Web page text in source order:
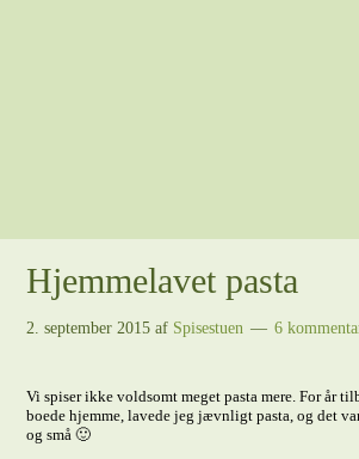
Hjemmelavet pasta
2. september 2015 af Spisestuen 6
Vi spiser ikke voldsomt meget pasta mere. For år
boede hjemme, lavede jeg jævnligt pasta, og det
og små 🙂